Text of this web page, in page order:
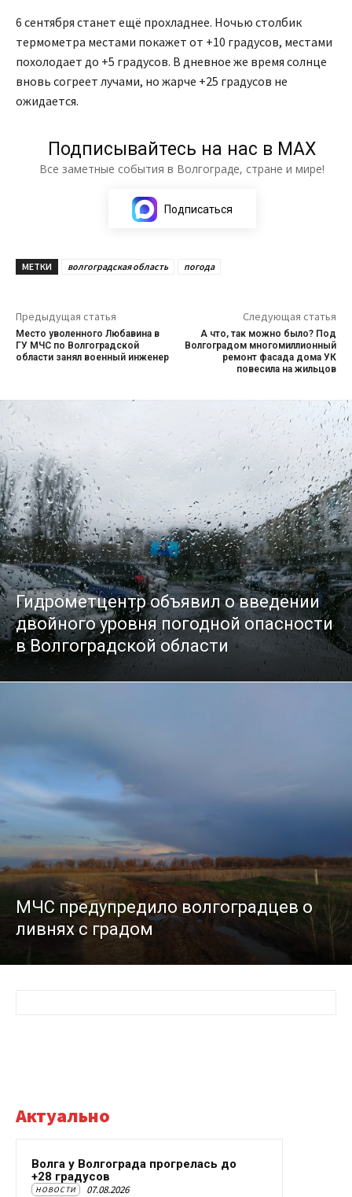
6 сентября станет ещё прохладнее. Ночью столбик
термометра местами покажет от +10 градусов, местами
похолодает до +5 градусов. В дневное же время солнце
вновь согреет лучами, но жарче +25 градусов не
ожидается.
Подписывайтесь на нас в МАХ
Все заметные события в Волгограде, стране и мире!
Подписаться
МЕТКИ волгоградская область погода
Предыдущая статья
Место уволенного Любавина в
ГУ МЧС по Волгоградской
области занял военный инженер
Следующая статья
А что, так можно было? Под
Волгоградом многомиллионный
ремонт фасада дома УК
повесила на жильцов
Гидрометцентр объявил о введении
двойного уровня погодной опасности
в Волгоградской области
МЧС предупредило волгоградцев о
ливнях с градом
Актуально
Волга у Волгограда прогрелась до
+28 градусов
НОВОСТИ 07.08.2026